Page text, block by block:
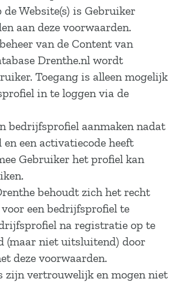
Website(s) is Gebruiker
aan deze voorwaarden.
van de Content van
Drenthe.nl wordt
Toegang is alleen mogelijk
in te loggen via de
bedrijfsprofiel aanmaken nadat
een activatiecode heeft
Gebruiker het profiel kan
behoudt zich het recht
een bedrijfsprofiel te
na registratie op te
(maar niet uitsluitend) door
deze voorwaarden.
zijn vertrouwelijk en mogen niet